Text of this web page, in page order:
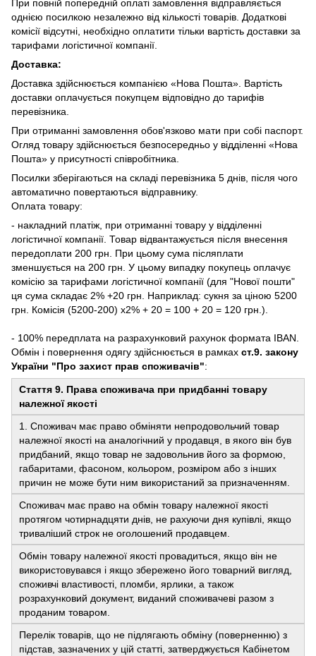
При повній попередній оплаті замовлення відправляється
однією посилкою незалежно від кількості товарів. Додаткові
комісії відсутні, необхідно оплатити тільки вартість доставки за
тарифами логістичної компанії.
Доставка:
Доставка здійснюється компанією «Нова Пошта». Вартість
доставки оплачується покупцем відповідно до тарифів
перевізника.
При отриманні замовлення обов'язково мати при собі паспорт.
Огляд товару здійснюється безпосередньо у відділенні «Нова
Пошта» у присутності співробітника.
Посилки зберігаються на складі перевізника 5 днів, після чого
автоматично повертаються відправнику.
Оплата товару:
- накладний платіж, при отриманні товару у відділенні
логістичної компанії. Товар відвантажується після внесення
передоплати 200 грн. При цьому сума післяплати
зменшується на 200 грн. У цьому випадку покупець оплачує
комісію за тарифами логістичної компанії (для "Нової пошти"
ця сума складає 2% +20 грн. Наприклад: сукня за ціною 5200
грн. Комісія (5200-200) х2% + 20 = 100 + 20 = 120 грн.).
- 100% передплата на разрахунковий рахунок формата IBAN.
Обмін і повернення одягу здійснюється в рамках ст.9. закону
України "Про захист прав споживачів":
Стаття 9. Права споживача при придбанні товару
належної якості
1. Споживач має право обміняти непродовольчий товар
належної якості на аналогічний у продавця, в якого він був
придбаний, якщо товар не задовольнив його за формою,
габаритами, фасоном, кольором, розміром або з інших
причин не може бути ним використаний за призначенням.
Споживач має право на обмін товару належної якості
протягом чотирнадцяти днів, не рахуючи дня купівлі, якщо
триваліший строк не оголошений продавцем.
Обмін товару належної якості провадиться, якщо він не
використовувався і якщо збережено його товарний вигляд,
споживчі властивості, пломби, ярлики, а також
розрахунковий документ, виданий споживачеві разом з
проданим товаром.
Перелік товарів, що не підлягають обміну (поверненню) з
підстав, зазначених у цій статті, затверджується Кабінетом